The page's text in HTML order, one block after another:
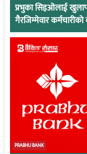
प्रभुका सिइओलाई
गैरजिम्मेवार कर्मचारीको
PRABHU BANK